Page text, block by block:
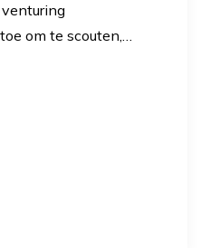
om te scouten,…